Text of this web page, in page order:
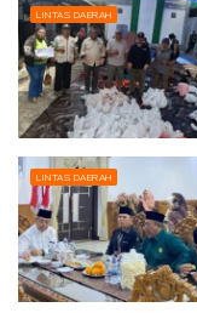
LINTAS DAERAH
LINTAS DAERAH